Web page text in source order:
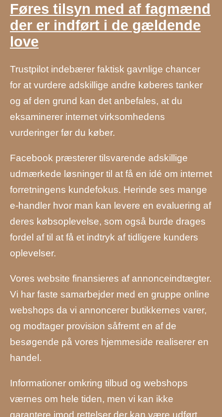
Føres tilsyn med af fagmænd
der er indført i de gældende
love
Trustpilot indebærer faktisk gavnlige chancer
for at vurdere adskillige andre køberes tanker
og af den grund kan det anbefales, at du
eksaminerer internet virksomhedens
vurderinger før du køber.
Facebook præsterer tilsvarende adskillige
udmærkede løsninger til at få en idé om internet
forretningens kundefokus. Herinde ses mange
e-handler hvor man kan levere en evaluering af
deres købsoplevelse, som også burde drages
fordel af til at få et indtryk af tidligere kunders
oplevelser.
Vores website finansieres af annonceindtægter.
Vi har faste samarbejder med en gruppe online
webshops da vi annoncerer butikkernes varer,
og modtager provision såfremt en af de
besøgende på vores hjemmeside realiserer en
handel.
Informationer omkring tilbud og webshops
værnes om hele tiden, men vi kan ikke
garantere imod rettelser der kan være udført